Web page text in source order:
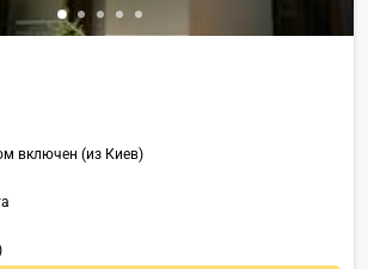
включен (из Киев)